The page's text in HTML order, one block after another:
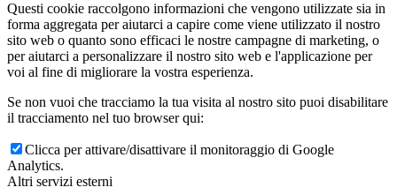
Questi cookie raccolgono informazioni che vengono utilizzate sia in
forma aggregata per aiutarci a capire come viene utilizzato il nostro
sito web o quanto sono efficaci le nostre campagne di marketing, o
per aiutarci a personalizzare il nostro sito web e l'applicazione per
voi al fine di migliorare la vostra esperienza.
Se non vuoi che tracciamo la tua visita al nostro sito puoi disabilitare
il tracciamento nel tuo browser qui:
Clicca per attivare/disattivare il monitoraggio di Google
Analytics.
Altri servizi esterni